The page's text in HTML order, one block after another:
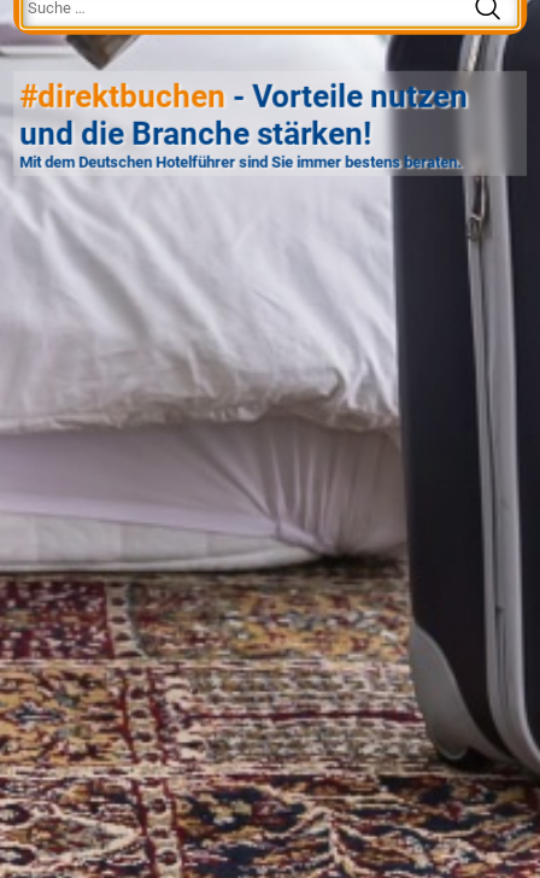
#direktbuchen - Vorteile nutzen
und die Branche stärken!
Mit dem Deutschen Hotelführer sind Sie immer bestens beraten.